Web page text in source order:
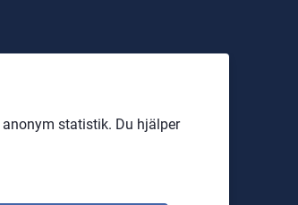
statistik. Du hjälper